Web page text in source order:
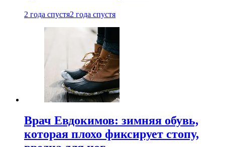
2 года спустя2 года спустя
Врач Евдокимов: зимняя обувь,
которая плохо фиксирует стопу,